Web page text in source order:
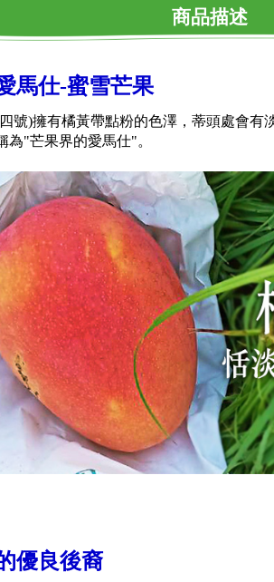
商品描述
馬仕-蜜雪芒果
號)擁有橘黃帶點粉的色澤，蒂頭處會有
為"芒果界的愛馬仕"。
優良後裔